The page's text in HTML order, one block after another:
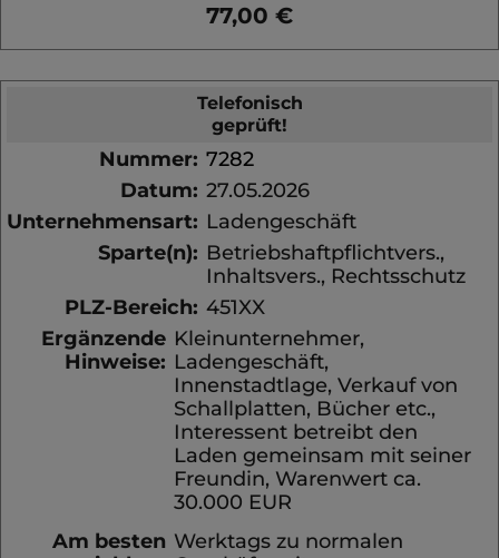
77,00 €
Telefonisch
geprüft!
Nummer: 7282
Datum: 27.05.2026
Unternehmensart: Ladengeschäft
Sparte(n): Betriebshaftpflichtvers.,
Inhaltsvers., Rechtsschutz
PLZ-Bereich: 451XX
Ergänzende
Hinweise:
Kleinunternehmer,
Ladengeschäft,
Innenstadtlage, Verkauf von
Schallplatten, Bücher etc.,
Interessent betreibt den
Laden gemeinsam mit seiner
Freundin, Warenwert ca.
30.000 EUR
Am besten Werktags zu normalen